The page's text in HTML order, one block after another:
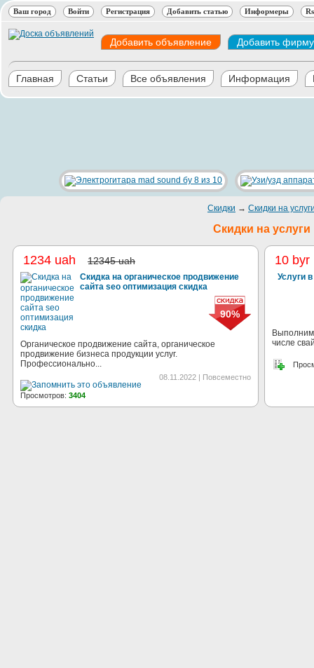
Ваш город Войти Регистрация Добавить статью Информеры
Добавить объявление Добавить фирму
Главная Статьи Все объявления Информация
Скидки → Скидки на
Скидки на услуги
1234 uah 12345 uah
Скидка на органическое продвижение
сайта seo оптимизация скидка
90%
Органическое продвижение сайта, органическое
продвижение бизнеса продукции услуг.
Профессионально...
08.11.2022 | Повсеместно
Просмотров: 3404
10 byr
Услуги
Выполним
числе